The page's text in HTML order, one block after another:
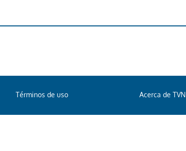
Términos de uso Acerca de TVN